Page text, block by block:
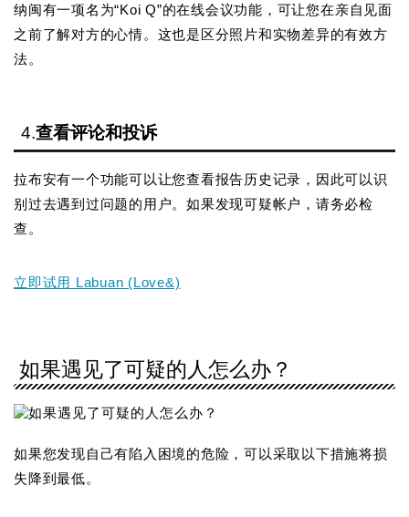
纳闽有一项名为“Koi Q”的在线会议功能，可让您在亲自见面
之前了解对方的心情。这也是区分照片和实物差异的有效方
法。
4.查看评论和投诉
拉布安有一个功能可以让您查看报告历史记录，因此可以识
别过去遇到过问题的用户。如果发现可疑帐户，请务必检
查。
立即试用 Labuan (Love&)
如果遇见了可疑的人怎么办？
如果您发现自己有陷入困境的危险，可以采取以下措施将损
失降到最低。